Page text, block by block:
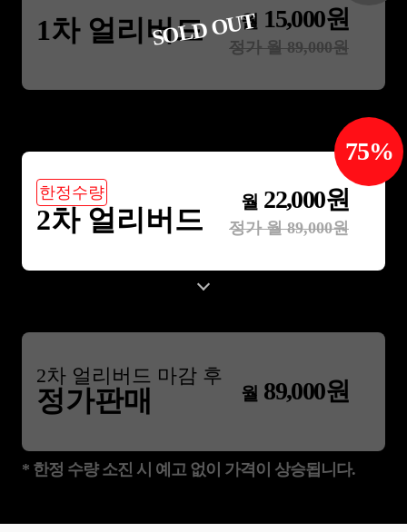
1차 얼리버드 월 15,000원
정가 월89,000원
SOLD OUT
한정수량
2차 얼리버드
월 22,000원
정가 월89,000원
75%
2차 얼리버드 마감 후
정가판매 월 89,000원
* 한정 수량 소진 시 예고 없이 가격이 상승됩니다.